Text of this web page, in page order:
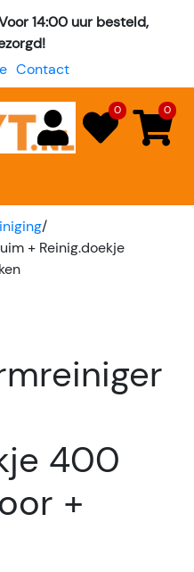
14:00 uur besteld,
Contact
0 0
/
+ Reinig.doekje
400
+